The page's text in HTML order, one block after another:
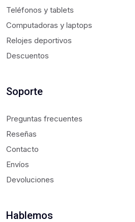
Teléfonos y tablets
Computadoras y laptops
Relojes deportivos
Descuentos
Soporte
Preguntas frecuentes
Reseñas
Contacto
Envíos
Devoluciones
Hablemos